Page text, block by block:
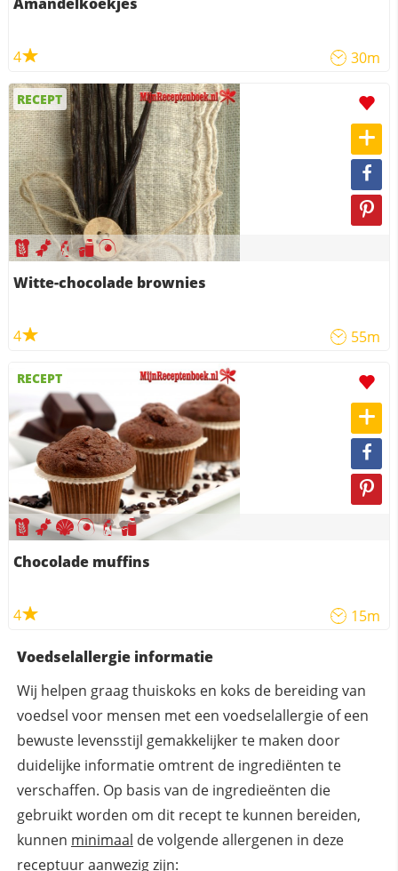
4 30m
RECEPT
Witte-chocolade brownies
4 55m
RECEPT
Chocolade muffins
4 15m
Voedselallergie informatie
Wij helpen graag thuiskoks en koks de bereiding van
voedsel voor mensen met een voedselallergie of een
bewuste levensstijl gemakkelijker te maken door
duidelijke informatie omtrent de ingrediënten te
verschaffen. Op basis van de ingredieënten die
gebruikt worden om dit recept te kunnen bereiden,
kunnen minimaal de volgende allergenen in deze
receptuur aanwezig zijn: